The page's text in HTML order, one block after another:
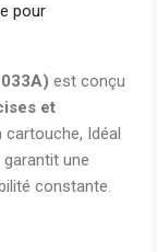
pour
est conçu
et
cartouche, Idéal
une
constante.